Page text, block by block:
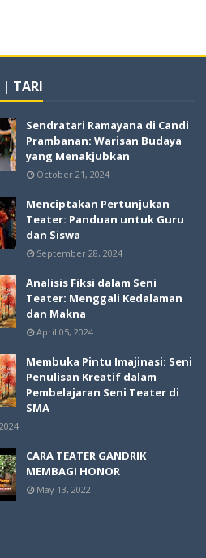
| TARI
Sendratari Ramayana di Candi
Prambanan: Warisan Budaya
yang Menakjubkan
October 21, 2024
Menciptakan Pertunjukan
Teater: Panduan untuk Guru
dan Siswa
September 28, 2024
Analisis Fiksi dalam Seni
Teater: Menggali Kedalaman
dan Makna
April 05, 2024
Membuka Pintu Imajinasi: Seni
Penulisan Kreatif dalam
Pembelajaran Seni Teater di
SMA
CARA TEATER GANDRIK
MEMBAGI HONOR
May 13, 2022